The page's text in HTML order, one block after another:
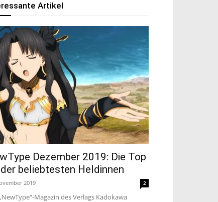
Artikel
Dezember 2019: Die Top
beliebtesten Heldinnen
2019 2
Magazin des Verlags Kadokawa